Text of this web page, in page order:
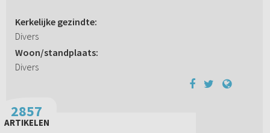
Kerkelijke gezindte:
Divers
Woon/standplaats:
Divers
2857
ARTIKELEN